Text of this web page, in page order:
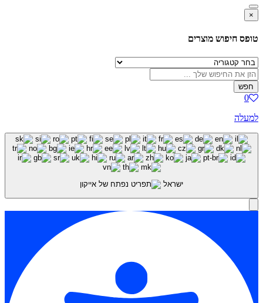
×
טופס חיפוש מוצרים
חפש
0
למעלה
ישראל